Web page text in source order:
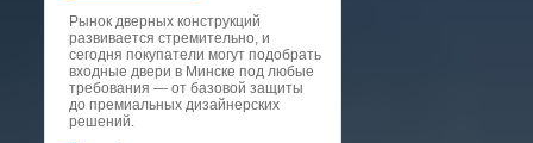
Рынок дверных конструкций
развивается стремительно, и
сегодня покупатели могут подобрать
входные двери в Минске под любые
требования — от базовой защиты
до премиальных дизайнерских
решений.